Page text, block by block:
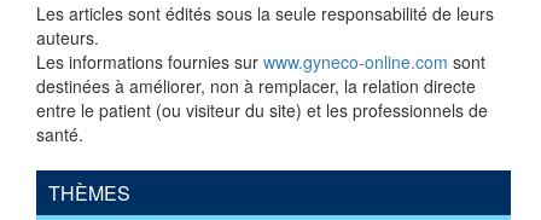
Les articles sont édités sous la seule responsabilité de leurs
auteurs.
Les informations fournies sur www.gyneco-online.com sont
destinées à améliorer, non à remplacer, la relation directe
entre le patient (ou visiteur du site) et les professionnels de
santé.
THÈMES